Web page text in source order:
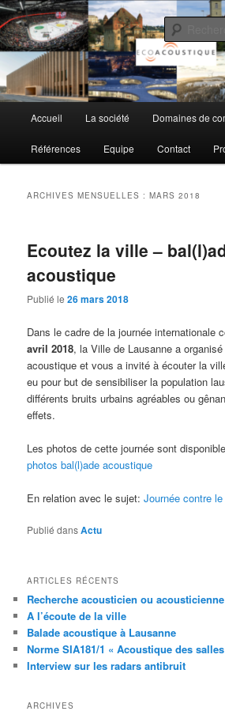
Aller
au
contenu
principal
Aller
au
contenu
secondaireEcoAcoustique SA
principal
Accueil La société Domaines de
Références Equipe Contact
ARCHIVES MENSUELLES :MARS 2018
Ecoutez la ville –
acoustique
Publié le26 mars 2018
Dans le cadre de la journée internationale
avril 2018, la Ville de Lausanne a
acoustique et vous a invité à écouter la
eu pour but de sensibiliser la population
différents bruits urbains agréables ou
effets.
Les photos de cette journée sont
photos bal(l)ade acoustique
En relation avec le sujet:Journée contre
Publié dansActu
ARTICLES RÉCENTS
Recherche acousticien ou acousticienne
A l’écoute de la ville
Balade acoustique à Lausanne
Norme SIA181/1 « Acoustique des
Interview sur les radars antibruit
ARCHIVES